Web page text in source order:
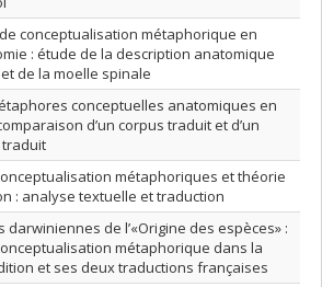
conceptualisation métaphorique en
: étude de la description anatomique
de la moelle spinale
conceptuelles anatomiques en
d’un corpus traduit et d’un
métaphoriques et théorie
: analyse textuelle et traduction
darwiniennes de l’«Origine des espèces» :
métaphorique dans la
et ses deux traductions françaises